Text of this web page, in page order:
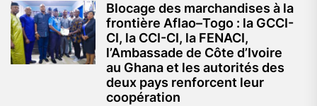
Blocage des marchandises à la
frontière Aflao–Togo : la GCCI-
CI, la CCI-CI, la FENACI,
l’Ambassade de Côte d’Ivoire
au Ghana et les autorités des
deux pays renforcent leur
coopération